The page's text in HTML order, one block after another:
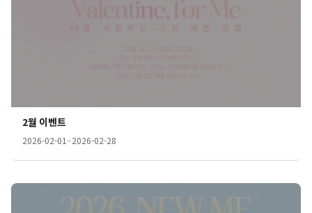
2월 이벤트
2026-02-01~2026-02-28